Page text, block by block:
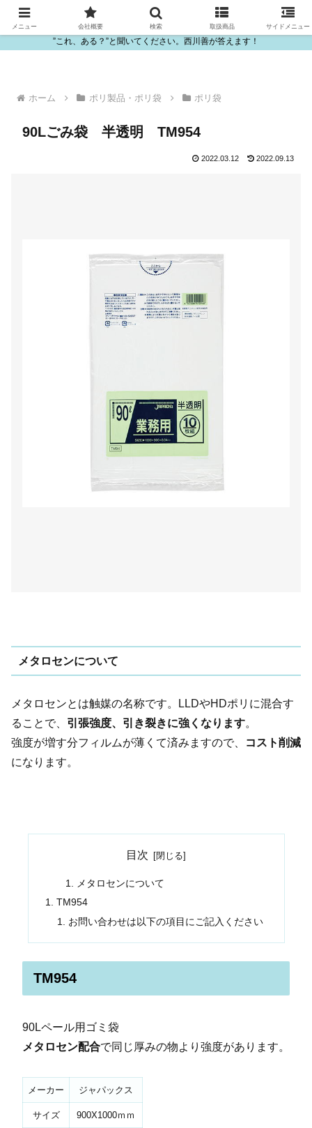
ビニール・プラスチック製品の卸販売は西川善
”これ、ある？”と聞いてください。西川善が答えます！
ホーム ポリ製品・ポリ袋 ポリ袋
90Lごみ袋 半透明 TM954
2022.03.12 2022.09.13
メタロセンについて
メタロセンとは触媒の名称です。LLDやHDポリに混合す
ることで、 引張強度、引き裂きに強くなります。
強度が増す分フィルムが薄くて済みますので、
コスト削減
になります。
目次
メタロセンについて
TM954
お問い合わせは以下の項目にご記入ください
TM954
90Lペール用ゴミ袋
メタロセン配合で同じ厚みの物より強度があります。
メーカー ジャパックス
サイズ 900X1000ｍｍ
メニュー 会社概要 検索 取扱商品 サイドメニュー